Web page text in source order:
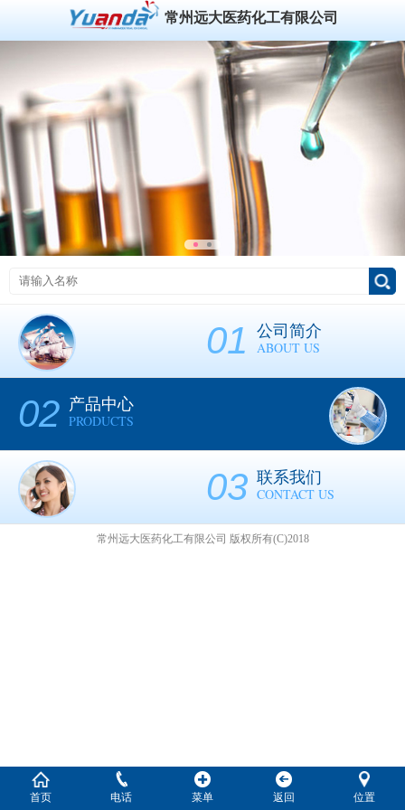
常州远大医药化工有限公司
01 公司简介
ABOUT US
02 产品中心
PRODUCTS
03 联系我们
CONTACT US
常州远大医药化工有限公司 版权所有(C)2018
首页 电话 菜单 返回 位置